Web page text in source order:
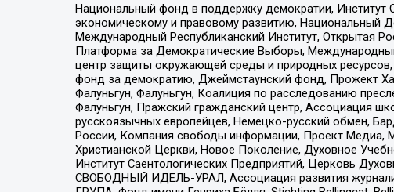
Национальный фонд в поддержку демократии,
экономическому и правовому развитию, Национальный
Международный Республиканский Институт, Открытая
Платформа за Демократические Выборы,
центр защиты окружающей среды и природных ресурсов,
фонд за демократию, Джеймстаунский фонд, Прожект
Фалуньгун, Фалуньгун, Коалиция по расследованию
Фалуньгун, Пражский гражданский центр, Ассоциация
русскоязычных европейцев, Немецко-русский обмен,
России, Компания свободы информации, Проект Медиа,
Христианской Церкви, Новое Поколение, Духовное
Институт Саентологических Предприятий, Церковь
СВОБОДНЫЙ ИДЕЛЬ-УРАЛ, Ассоциация развития